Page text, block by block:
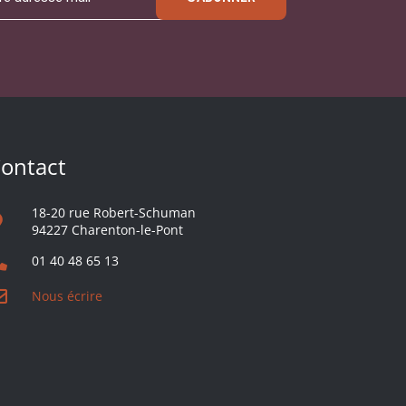
18-20 rue Robert-Schuman
94227 Charenton-le-Pont
01 40 48 65 13
Nous écrire